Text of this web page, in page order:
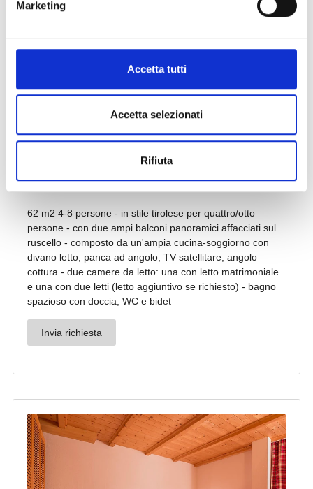
Marketing
Accetta tutti
Accetta selezionati
Rifiuta